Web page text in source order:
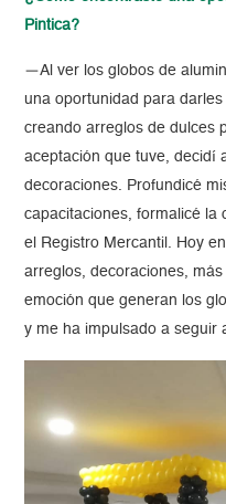
Pintica?
—Al ver los globos de
una oportunidad para
creando arreglos de dulces
aceptación que tuve, decidí
decoraciones. Profundicé
capacitaciones, formalicé la
el Registro Mercantil. Hoy
arreglos, decoraciones,
emoción que generan los
y me ha impulsado a seguir